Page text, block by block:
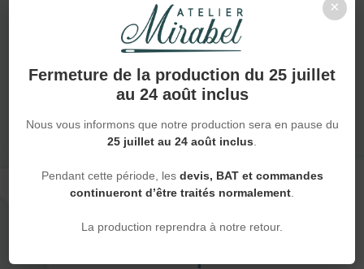
×
Fermeture de la production du 25 juillet
au 24 août inclus
Nous vous informons que notre production sera en pause du
25 juillet au 24 août inclus.
Pendant cette période, les devis, BAT et commandes
continueront d’être traités normalement.
La production reprendra à notre retour.
Accompagnement pro ou particulier
NOUS DÉCOUVRIR